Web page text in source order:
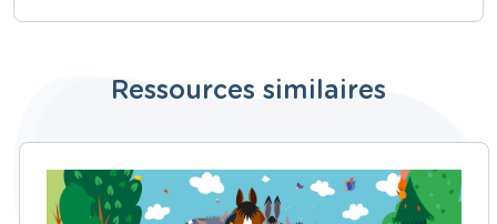
Ressources similaires